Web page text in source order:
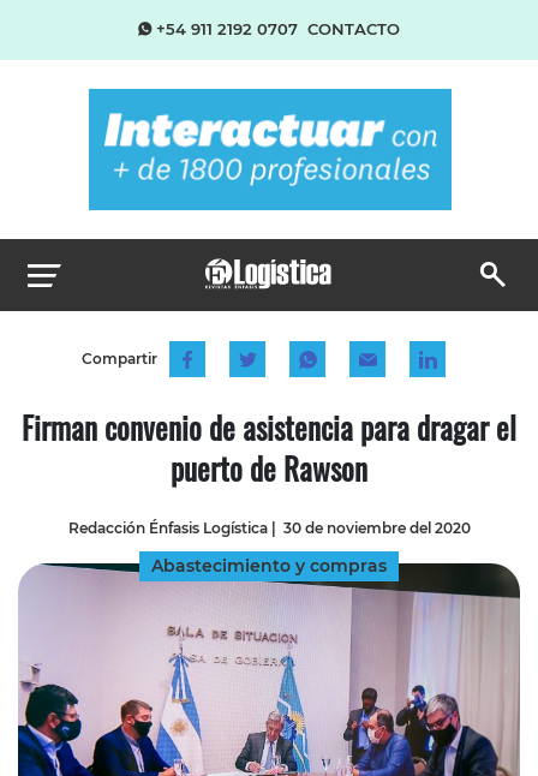
+54 911 2192 0707 CONTACTO
Compartir
Firman convenio de asistencia para dragar el
puerto de Rawson
Redacción Énfasis Logística| 30 de noviembre del 2020
Abastecimiento y compras